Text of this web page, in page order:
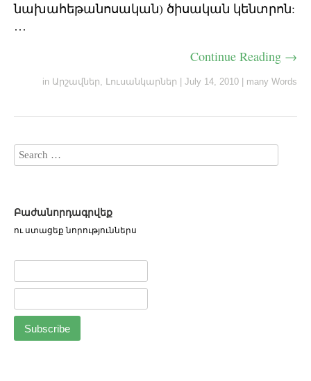
նախահեթանոսական) ծիսական կենտրոն:
…
Continue Reading →
in Արշավներ, Լուսանկարներ July 14, 2010 many Words
Բաժանորդագրվեք
ու ստացեք նորություններս